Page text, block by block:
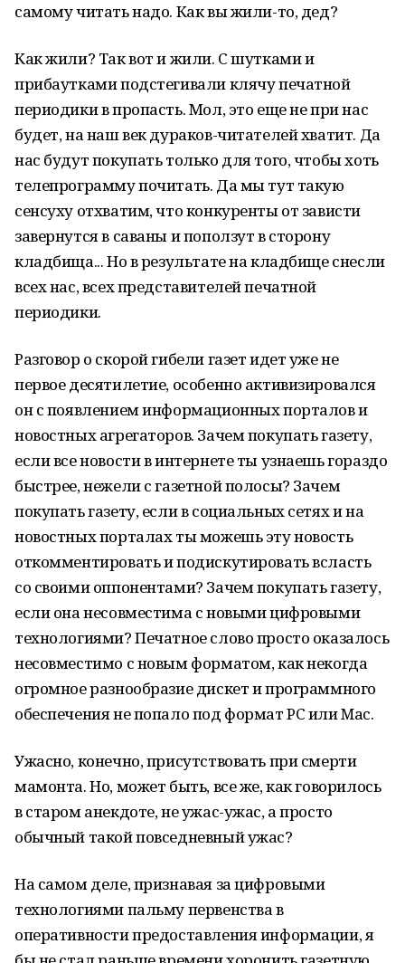
самому читать надо. Как вы жили-то, дед?
Как жили? Так вот и жили. С шутками и
прибаутками подстегивали клячу печатной
периодики в пропасть. Мол, это еще не при нас
будет, на наш век дураков-читателей хватит. Да
нас будут покупать только для того, чтобы хоть
телепрограмму почитать. Да мы тут такую
сенсуху отхватим, что конкуренты от зависти
завернутся в саваны и поползут в сторону
кладбища... Но в результате на кладбище снесли
всех нас, всех представителей печатной
периодики.
Разговор о скорой гибели газет идет уже не
первое десятилетие, особенно активизировался
он с появлением информационных порталов и
новостных агрегаторов. Зачем покупать газету,
если все новости в интернете ты узнаешь гораздо
быстрее, нежели с газетной полосы? Зачем
покупать газету, если в социальных сетях и на
новостных порталах ты можешь эту новость
откомментировать и подискутировать всласть
со своими оппонентами? Зачем покупать газету,
если она несовместима с новыми цифровыми
технологиями? Печатное слово просто оказалось
несовместимо с новым форматом, как некогда
огромное разнообразие дискет и программного
обеспечения не попало под формат PC или Mac.
Ужасно, конечно, присутствовать при смерти
мамонта. Но, может быть, все же, как говорилось
в старом анекдоте, не ужас-ужас, а просто
обычный такой повседневный ужас?
На самом деле, признавая за цифровыми
технологиями пальму первенства в
оперативности предоставления информации, я